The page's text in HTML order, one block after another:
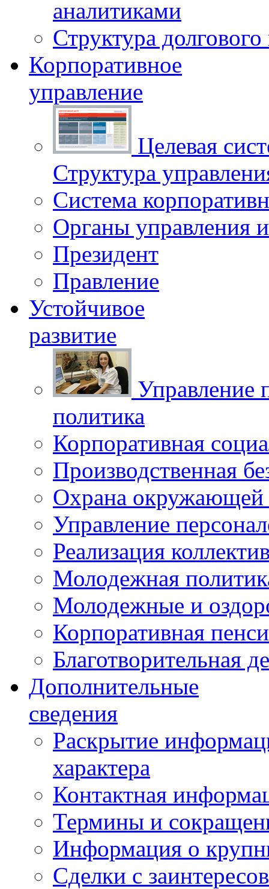
аналитиками
Структура
Корпоративное
управление
Целевая
Структура
Система
Органы управления
Президент
Правление
Устойчивое
развитие
Управление
политика
Корпоративная
Производственная
Охрана окружающей
Управление
Реализация
Молодежная
Молодежные и
Корпоративная
Благотворительная
Дополнительные
сведения
Раскрытие
характера
Контактная
Термины и
Информация о
Сделки с